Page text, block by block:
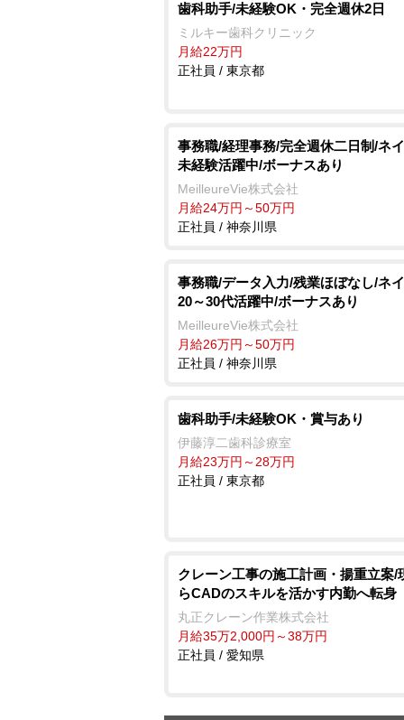
歯科助手/未経験OK・完全週休2日
ミルキー歯科クリニック
月給22万円
正社員 / 東京都
事務職/経理事務/完全週休二日制/ネ
未経験活躍中/ボーナスあり
MeilleureVie株式会社
月給24万円～50万円
正社員 / 神奈川県
事務職/データ入力/残業ほぼなし/ネ
20～30代活躍中/ボーナスあり
MeilleureVie株式会社
月給26万円～50万円
正社員 / 神奈川県
歯科助手/未経験OK・賞与あり
伊藤淳二歯科診療室
月給23万円～28万円
正社員 / 東京都
クレーン工事の施工計画・揚重立案/
らCADのスキルを活かす内勤へ転身
丸正クレーン作業株式会社
月給35万2,000円～38万円
正社員 / 愛知県